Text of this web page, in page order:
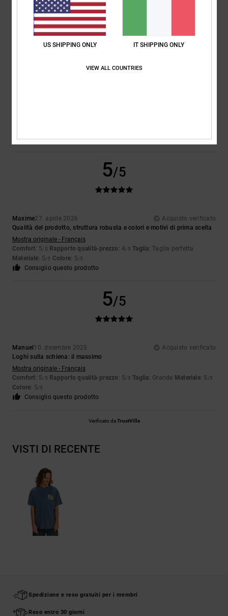
Comfort
5.0
5/5
Maxime27. aprile 2026
Acquisto verificato
Qualità del prodotto, struttura robusta e colori e motivi di prima scelta
Mostra originale - Français
Comfort: 5/5 Rapporto qualità-prezzo : 4/5 Taglia: Taglia perfetta
Materiale: 5/5 Colore: 5/5
Consiglio questo prodotto
5/5
Manuel 10. dicembre 2025
Acquisto verificato
Loghi sulla schiena: il massimo
Mostra originale - Français
Comfort: 5/5 Rapporto qualità-prezzo : 5/5 Taglia: Grande Materiale: 5 /5
Colore: 5/5
Consiglio questo prodotto
Verificato daTrustVille
VISTI DI RECENTE
Spedizione e reso gratuiti per i membri
Reso entro 30 giorni
US SHIPPING ONLY IT SHIPPING ONLY
VIEW ALL COUNTRIES